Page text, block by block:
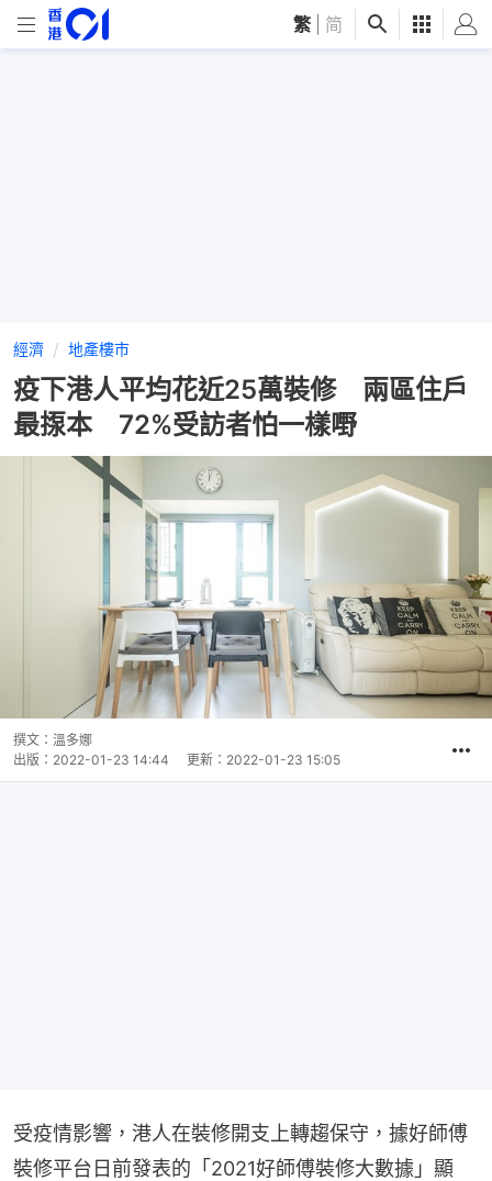
繁 简
經濟 地產樓市
疫下港人平均花近25萬裝修 兩區住戶
最揼本 72%受訪者怕一樣嘢
撰文： 溫多娜
出版： 2022-01-23 14:44 更新： 2022-01-23 15:05
受疫情影響，港人在裝修開支上轉趨保守，據好師傅
裝修平台日前發表的「2021好師傅裝修大數據」顯